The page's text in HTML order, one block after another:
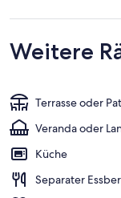
Weitere
Terrasse oder
Veranda oder
Küche
Separater